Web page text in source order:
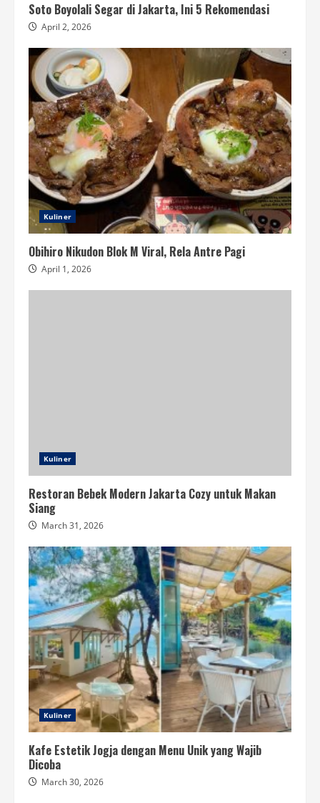
Soto Boyolali Segar di Jakarta, Ini 5 Rekomendasi
April 2, 2026
Kuliner
Obihiro Nikudon Blok M Viral, Rela Antre Pagi
April 1, 2026
Kuliner
Restoran Bebek Modern Jakarta Cozy untuk Makan
Siang
March 31, 2026
Kuliner
Kafe Estetik Jogja dengan Menu Unik yang Wajib
Dicoba
March 30, 2026